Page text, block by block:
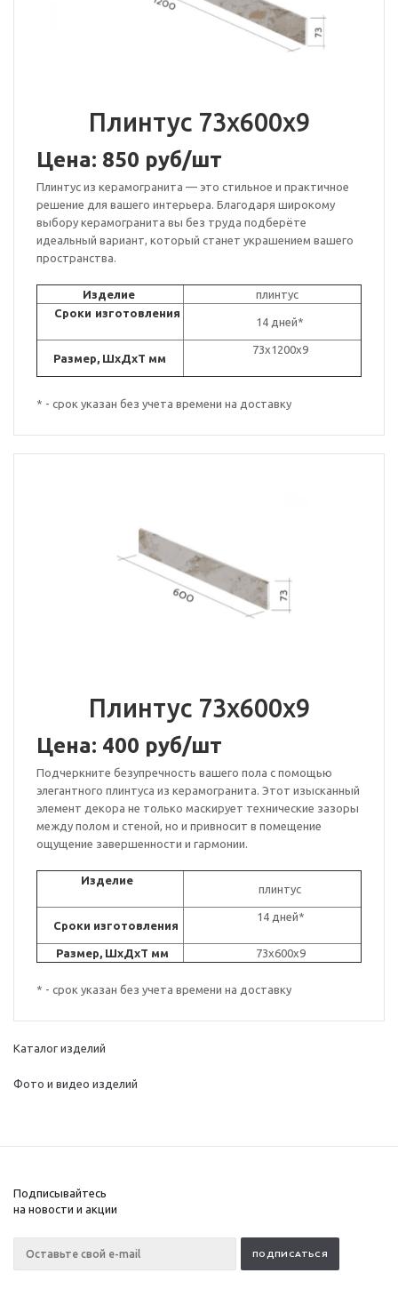
Плинтус 73х600х9
Цена: 850 руб/шт
Плинтус из керамогранита — это стильное и практичное
решение для вашего интерьера. Благодаря широкому
выбору керамогранита вы без труда подберёте
идеальный вариант, который станет украшением вашего
пространства.
Изделие
плинтус
Сроки изготовления
14 дней*
Размер, ШxДxT мм
73x1200x9
* - срок указан без учета времени на доставку
Плинтус 73х600х9
Цена: 400 руб/шт
Подчеркните безупречность вашего пола с помощью
элегантного плинтуса из керамогранита. Этот изысканный
элемент декора не только маскирует технические зазоры
между полом и стеной, но и привносит в помещение
ощущение завершенности и гармонии.
Изделие
плинтус
Сроки изготовления
14 дней*
Размер, ШxДxT мм 73x600x9
* - срок указан без учета времени на доставку
Каталог изделий
Фото и видео изделий
Подписывайтесь
на новости и акции